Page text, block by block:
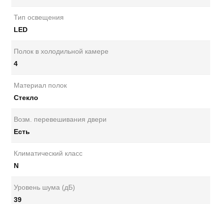
Тип освещения
LED
Полок в холодильной камере
4
Материал полок
Стекло
Возм. перевешивания двери
Есть
Климатический класс
N
Уровень шума (дБ)
39